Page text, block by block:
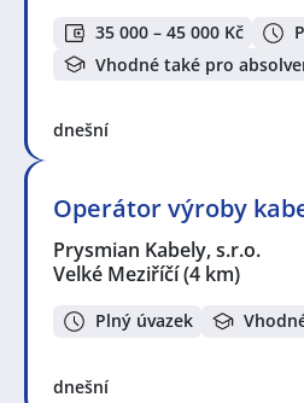
35 000 – 45 000 Kč
Vhodné také pro
dnešní
Operátor výroby
Prysmian Kabely, s.r.o.
Velké Meziříčí(4 km)
Plný úvazek
dnešní